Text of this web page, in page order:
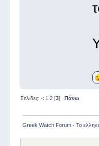
Σελίδες: < 1 2[3] Πάνω
Greek Watch Forum - Το